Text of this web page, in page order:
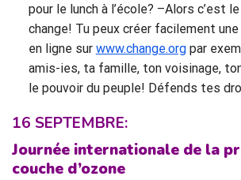
pour le lunch à l’école? –Alors c’est
change! Tu peux créer facilement
en ligne sur www.change.orgpar
amis-ies, ta famille, ton voisinage,
le pouvoir du peuple! Défends tes
16 SEPTEMBRE:
Journée internationale de la
couche d’ozone